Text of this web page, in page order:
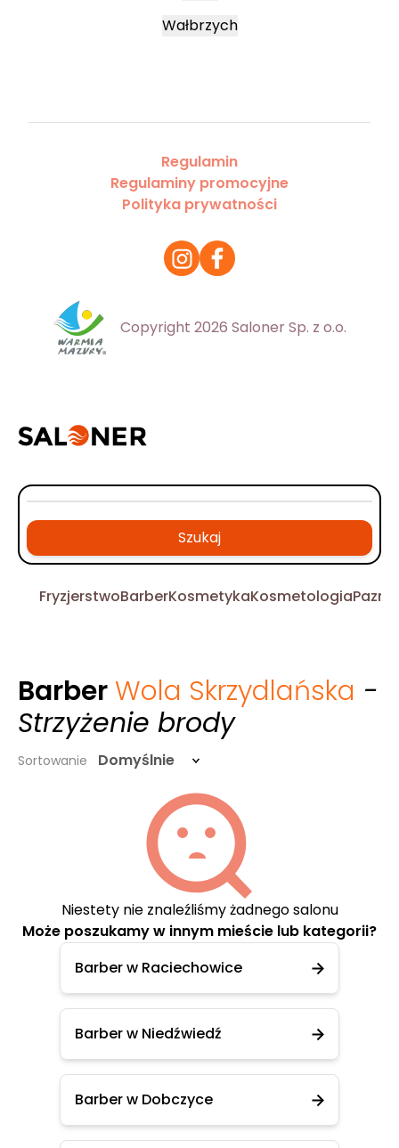
Wałbrzych
Regulamin
Regulaminy promocyjne
Polityka prywatności
Copyright 2026 Saloner Sp. z o.o.
Szukaj
FryzjerstwoBarberKosmetykaKosmetologia
Barber Wola Skrzydlańska -
Strzyżenie brody
Sortowanie Domyślnie
Niestety nie znaleźliśmy żadnego salonu
Może poszukamy w innym mieście lub kategorii?
Barber w Raciechowice
Barber w Niedźwiedź
Barber w Dobczyce